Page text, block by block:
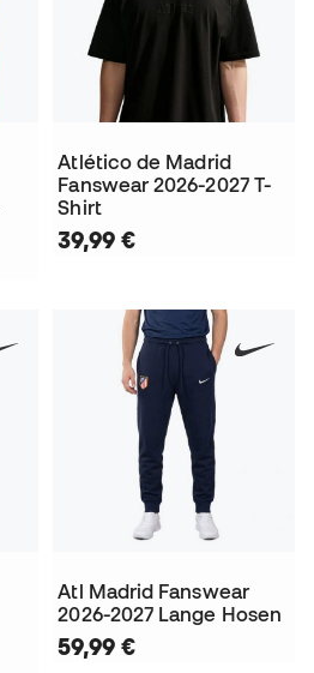
Atlético de Madrid
Fanswear 2026-2027 T-
Shirt
39,99 €
Atl Madrid Fanswear
2026-2027 Lange Hosen
59,99 €